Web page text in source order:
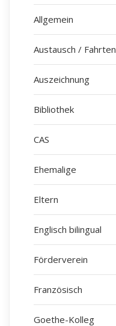
Allgemein
Austausch / Fahrten
Auszeichnung
Bibliothek
CAS
Ehemalige
Eltern
Englisch bilingual
Förderverein
Französisch
Goethe-Kolleg